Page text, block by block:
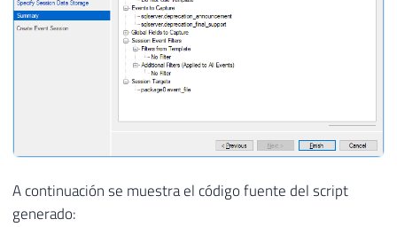
A continuación se muestra el código fuente del script
generado: